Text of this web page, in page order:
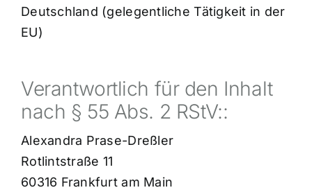
Deutschland (gelegentliche Tätigkeit in der
EU)
Verantwortlich für den Inhalt
nach § 55 Abs. 2 RStV::
Alexandra Prase-Dreßler
Rotlintstraße 11
60316 Frankfurt am Main